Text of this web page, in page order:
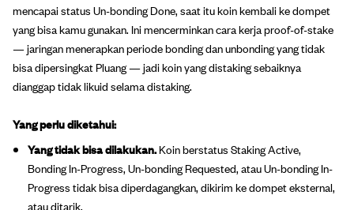
mencapai status Un-bonding Done, saat itu koin kembali ke dompet
yang bisa kamu gunakan. Ini mencerminkan cara kerja proof-of-stake
— jaringan menerapkan periode bonding dan unbonding yang tidak
bisa dipersingkat Pluang — jadi koin yang distaking sebaiknya
dianggap tidak likuid selama distaking.
Yang perlu diketahui:
Yang tidak bisa dilakukan.Koin berstatus Staking Active,
Bonding In-Progress, Un-bonding Requested, atau Un-bonding In-
Progress tidak bisa diperdagangkan, dikirim ke dompet eksternal,
atau ditarik.